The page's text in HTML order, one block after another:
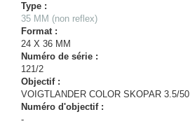
Type :
35 MM (non reflex)
Format :
24 X 36 MM
Numéro de série :
121/2
Objectif :
VOIGTLANDER COLOR SKOPAR 3.5/50
Numéro d'objectif :
-